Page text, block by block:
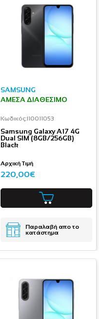
SAMSUNG
ΆΜΕΣΑ ΔΙΑΘΈΣΙΜΟ
Κωδικός:I10011053
Samsung Galaxy A17 4G
Dual SIM (8GB/256GB)
Black
Αρχική Τιμή
220,00€
Παραλαβή απο το
κατάστημα